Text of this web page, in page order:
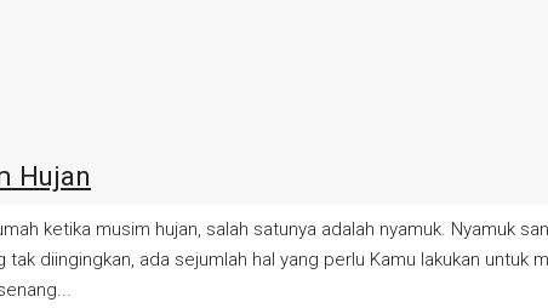
Hujan
ketika musim hujan, salah satunya adalah nyamuk. Nyamuk
diingingkan, ada sejumlah hal yang perlu Kamu lakukan untuk